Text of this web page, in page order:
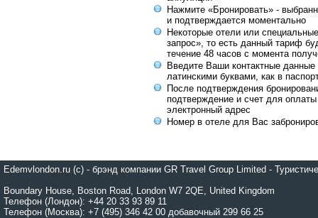
Нажмите «Бронировать» -
и подтверждается моментально
Некоторые отели или
запрос», то есть данный тариф
течение 48 часов с момента
Введите Ваши контактные данные
латинскими буквами, как в
После подтверждения
подтверждение и счет для
электронный адрес
Номер в отеле для Вас
Edemvlondon.ru (c) - брэнд компании GR Travel Group Limited -
Boundary House, Boston Road, London W7 2QE, United Kingdom
Телефон (Лондон): +44 20 33 93 89 11
Телефон (Москва): +7 (495) 346 42 00 добавочный 299 66 25